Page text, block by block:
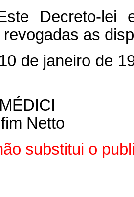
Decreto-lei
as
de janeiro de
Netto
substitui o